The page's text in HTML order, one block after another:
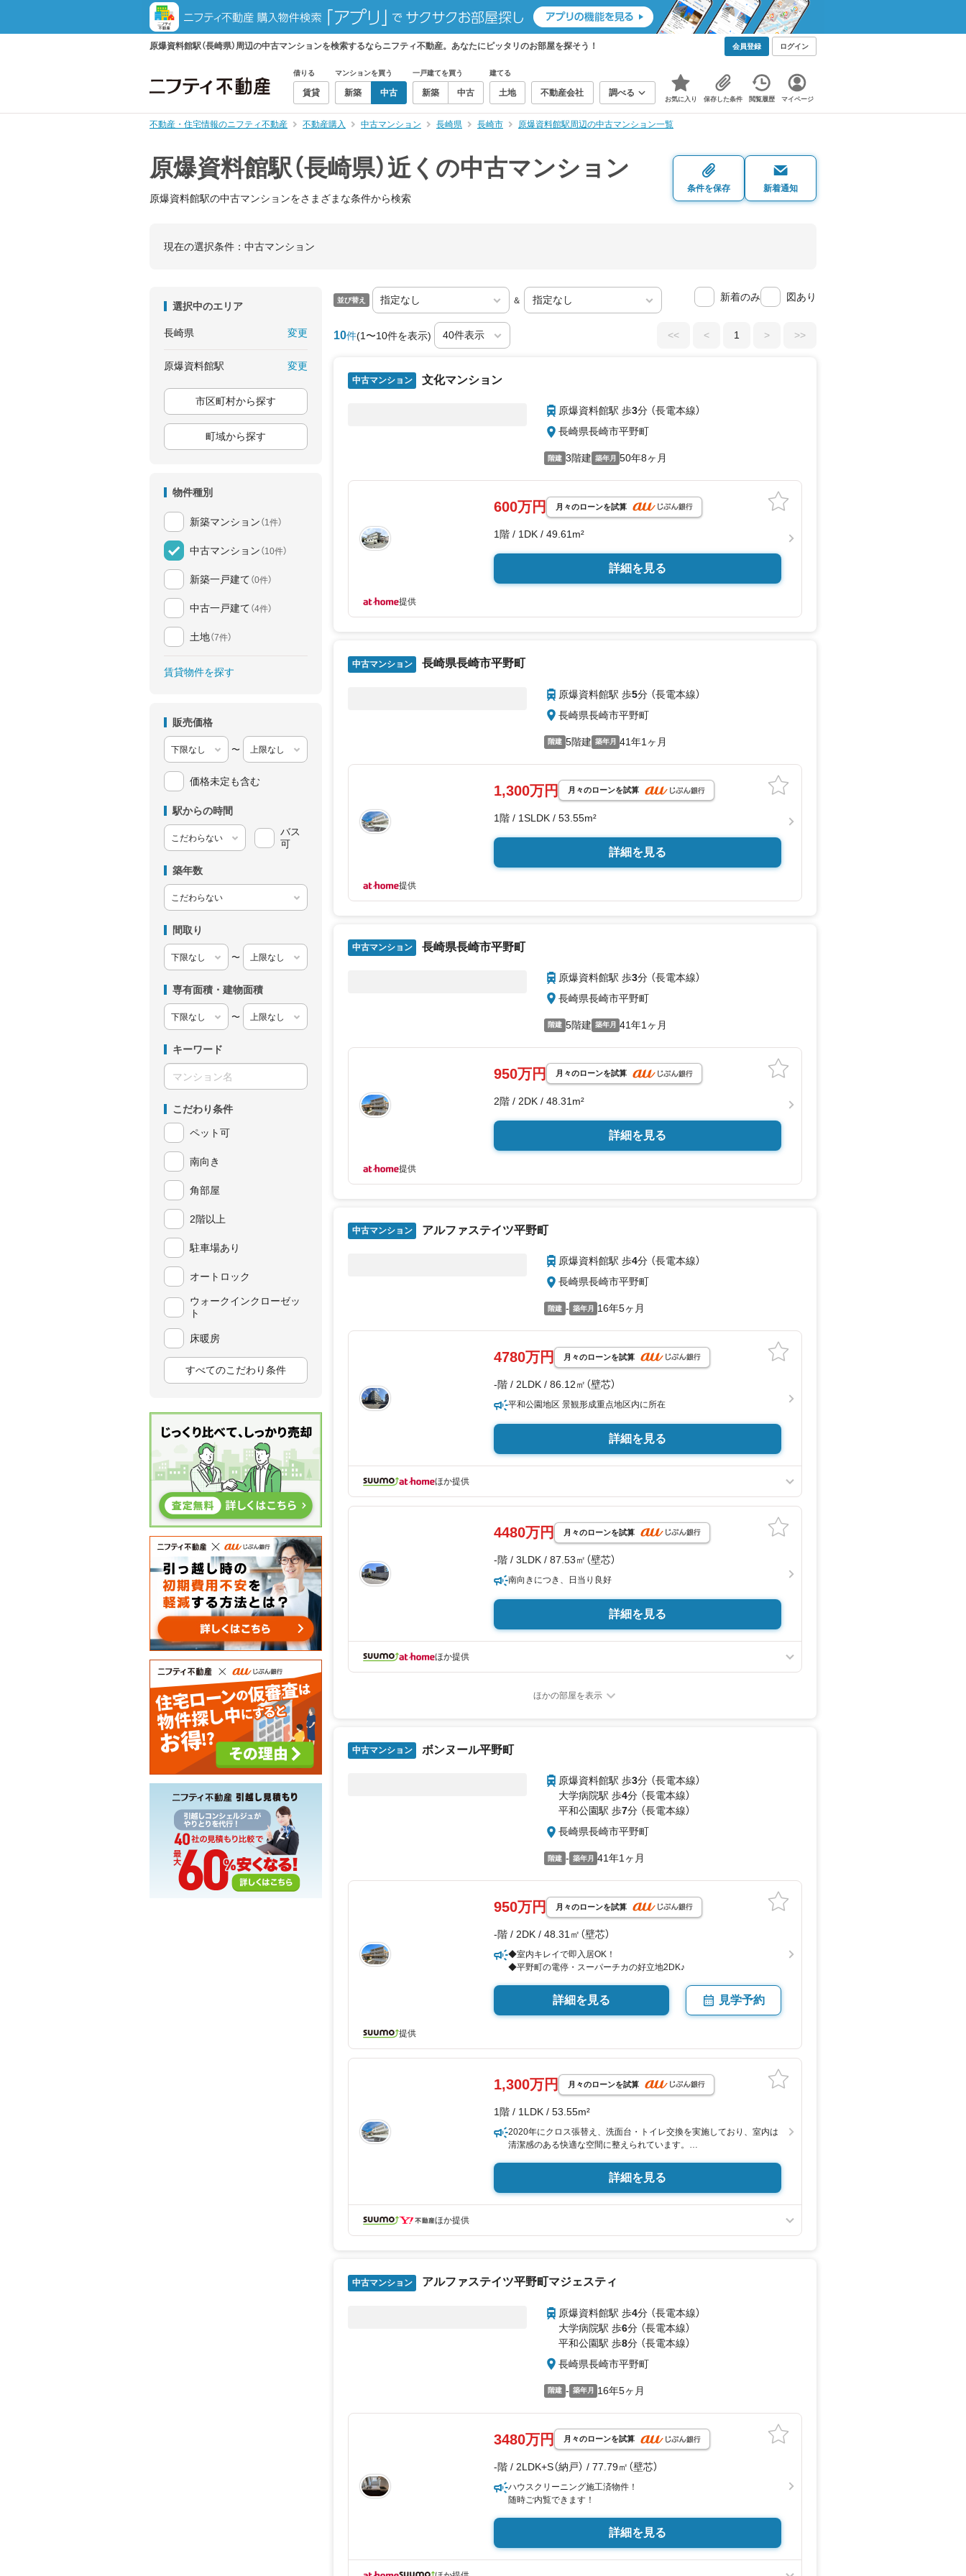
原爆資料館駅（長崎県）周辺の中古マンションを検索するならニフティ不動産。あなたにピッタリのお部屋を探そう！ 会員登録 ログイン
借りる
賃貸
マンションを買う
新築 中古
一戸建てを買う
新築 中古
建てる
土地 不動産会社 調べる
お気に入り 保存した条件 閲覧履歴 マイページ
不動産・住宅情報のニフティ不動産 不動産購入 中古マンション 長崎県 長崎市 原爆資料館駅周辺の中古マンション一覧
原爆資料館駅（長崎県）近くの中古マンション
原爆資料館駅の中古マンションをさまざまな条件から検索
条件を保存 新着通知
現在の選択条件： 中古マンション
選択中のエリア
長崎県 変更
原爆資料館駅 変更
市区町村から探す
町域から探す
物件種別
新築マンション （1件）
中古マンション （10件）
新築一戸建て （0件）
中古一戸建て （4件）
土地（7件）
賃貸物件を探す
販売価格
〜
価格未定も含む
駅からの時間
バス
可
築年数
間取り
〜
専有面積・建物面積
〜
キーワード
こだわり条件
ペット可
南向き
角部屋
2階以上
駐車場あり
オートロック
ウォークインクローゼッ
ト
床暖房
すべてのこだわり条件
並び替え ＆ 新着のみ 図あり
10件(1〜10件を表示) << < 1 > >>
中古マンション 文化マンション
原爆資料館駅 歩3分 （長電本線）
長崎県長崎市平野町
階建 3階建 築年月 50年8ヶ月
600万円 月々のローンを試算
1階 / 1DK / 49.61m²
詳細を見る
提供
中古マンション 長崎県長崎市平野町
原爆資料館駅 歩5分 （長電本線）
長崎県長崎市平野町
階建 5階建 築年月 41年1ヶ月
1,300万円 月々のローンを試算
1階 / 1SLDK / 53.55m²
詳細を見る
提供
中古マンション 長崎県長崎市平野町
原爆資料館駅 歩3分 （長電本線）
長崎県長崎市平野町
階建 5階建 築年月 41年1ヶ月
950万円 月々のローンを試算
2階 / 2DK / 48.31m²
詳細を見る
提供
中古マンション アルファステイツ平野町
原爆資料館駅 歩4分 （長電本線）
長崎県長崎市平野町
階建 - 築年月 16年5ヶ月
4780万円 月々のローンを試算
-階 / 2LDK / 86.12㎡（壁芯）
平和公園地区 景観形成重点地区内に所在
詳細を見る
ほか提供
4480万円 月々のローンを試算
-階 / 3LDK / 87.53㎡（壁芯）
南向きにつき、日当り良好
詳細を見る
ほか提供
ほかの部屋を表示
中古マンション ボンヌール平野町
原爆資料館駅 歩3分 （長電本線）
大学病院駅 歩4分 （長電本線）
平和公園駅 歩7分 （長電本線）
長崎県長崎市平野町
階建 - 築年月 41年1ヶ月
950万円 月々のローンを試算
-階 / 2DK / 48.31㎡（壁芯）
◆室内キレイで即入居OK！
◆平野町の電停・スーパーチカの好立地2DK♪
詳細を見る 見学予約
提供
1,300万円 月々のローンを試算
1階 / 1LDK / 53.55m²
2020年にクロス張替え、洗面台・トイレ交換を実施しており、室内は
清潔感のある快適な空間に整えられています。
方にもおすすめの使い勝手の良い間取りです。リビングとサービスル
ームを上手に使い分けることで、生活と仕事・趣味の空間をしっかり
分けられる点も魅力です。
す。
詳細を見る
ほか提供
中古マンション アルファステイツ平野町マジェスティ
原爆資料館駅 歩4分 （長電本線）
大学病院駅 歩6分 （長電本線）
平和公園駅 歩8分 （長電本線）
長崎県長崎市平野町
階建 - 築年月 16年5ヶ月
3480万円 月々のローンを試算
-階 / 2LDK+S（納戸） / 77.79㎡（壁芯）
ハウスクリーニング施工済物件！
随時ご内覧できます！
詳細を見る